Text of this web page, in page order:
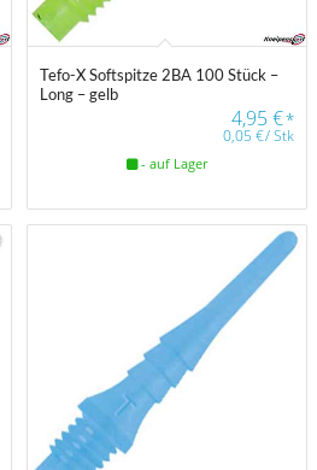
Tefo-X Softspitze 2BA 100 Stück –
Long – gelb
4,95€*
0,05 €/Stk
- auf Lager